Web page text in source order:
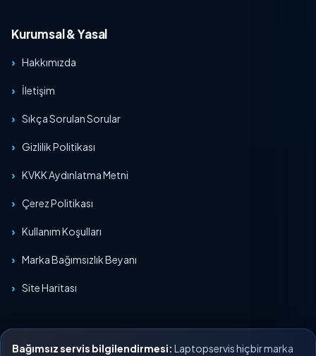
Kurumsal & Yasal
Hakkımızda
İletişim
Sıkça Sorulan Sorular
Gizlilik Politikası
KVKK Aydınlatma Metni
Çerez Politikası
Kullanım Koşulları
Marka Bağımsızlık Beyanı
Site Haritası
Bağımsız servis bilgilendirmesi: Laptopservis hiçbir marka